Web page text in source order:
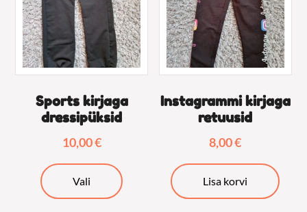
teha
tootelehel.
teha
Sports kirjaga
dressipüksid
10,00€
Vali
tootel
Instagrammi kirjaga
retuusid
8,00€
Lisa korvi